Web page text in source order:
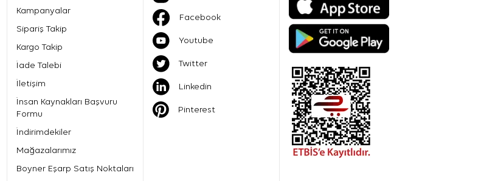
Kampanyalar
Sipariş Takip
Kargo Takip
İade Talebi
İletişim
İnsan Kaynakları Başvuru
Formu
İndirimdekiler
Mağazalarımız
Boyner Eşarp Satış Noktaları
Facebook
Youtube
Twitter
Linkedin
Pinterest